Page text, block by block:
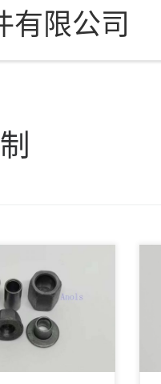
有限公司
是一种通过用冲头
料施加力来成形金
过程通常用于生产